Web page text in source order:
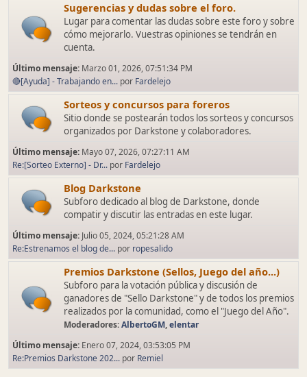
Sugerencias y dudas sobre el foro.
Lugar para comentar las dudas sobre este foro y sobre
cómo mejorarlo. Vuestras opiniones se tendrán en
cuenta.
Último mensaje: Marzo 01, 2026, 07:51:34 PM
🔴[Ayuda] - Trabajando en... por Fardelejo
Sorteos y concursos para foreros
Sitio donde se postearán todos los sorteos y concursos
organizados por Darkstone y colaboradores.
Último mensaje: Mayo 07, 2026, 07:27:11 AM
Re:[Sorteo Externo] - Dr... por Fardelejo
Blog Darkstone
Subforo dedicado al blog de Darkstone, donde
compatir y discutir las entradas en este lugar.
Último mensaje: Julio 05, 2024, 05:21:28 AM
Re:Estrenamos el blog de... por ropesalido
Premios Darkstone (Sellos, Juego del año...)
Subforo para la votación pública y discusión de
ganadores de "Sello Darkstone" y de todos los premios
realizados por la comunidad, como el "Juego del Año".
Moderadores:AlbertoGM,elentar
Último mensaje: Enero 07, 2024, 03:53:05 PM
Re:Premios Darkstone 202... por Remiel